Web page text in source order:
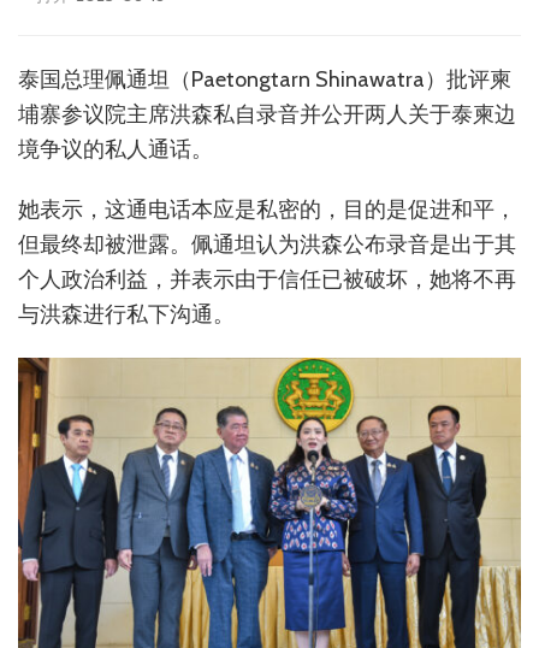
泰国总理佩通坦（Paetongtarn Shinawatra）批评柬
埔寨参议院主席洪森私自录音并公开两人关于泰柬边
境争议的私人通话。
她表示，这通电话本应是私密的，目的是促进和平，
但最终却被泄露。佩通坦认为洪森公布录音是出于其
个人政治利益，并表示由于信任已被破坏，她将不再
与洪森进行私下沟通。